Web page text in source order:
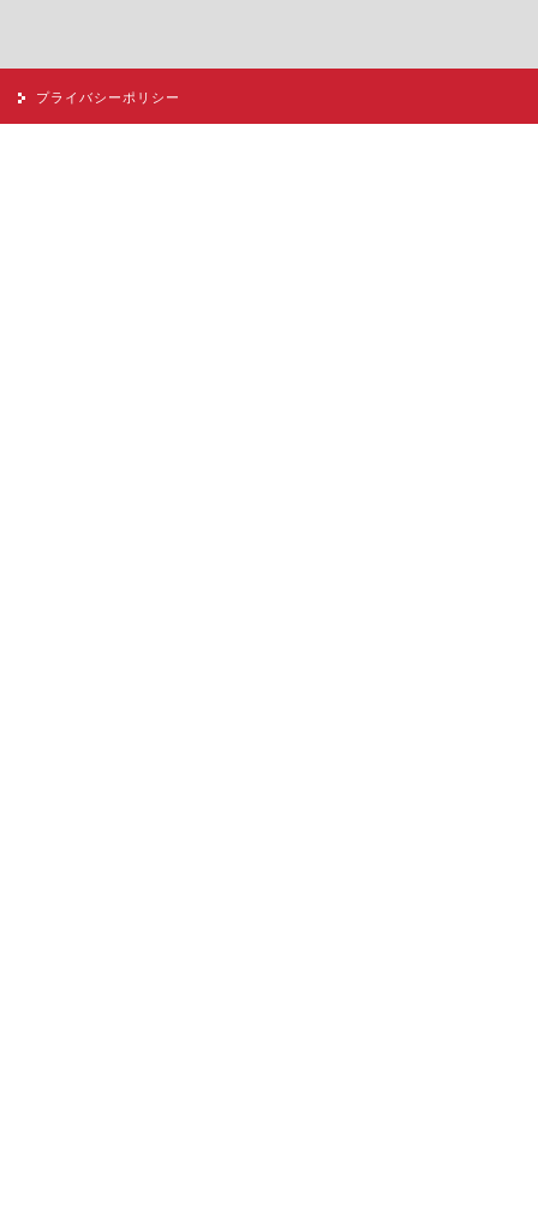
プライバシーポリシー